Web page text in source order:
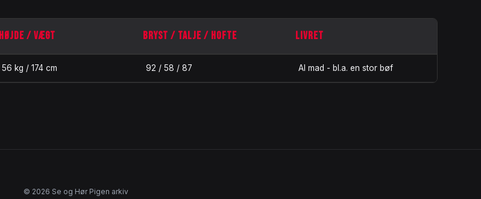
HØJDE / VÆGT BRYST / TALJE / HOFTE LIVRET
56 kg / 174 cm 92 / 58 / 87 Al mad - bl.a. en stor bøf
© 2026 Se og Hør Pigen arkiv